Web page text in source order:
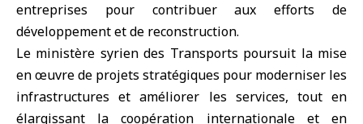
entreprises pour contribuer aux efforts de
développement et de reconstruction.
Le ministère syrien des Transports poursuit la mise
en œuvre de projets stratégiques pour moderniser les
infrastructures et améliorer les services, tout en
élargissant la coopération internationale et en